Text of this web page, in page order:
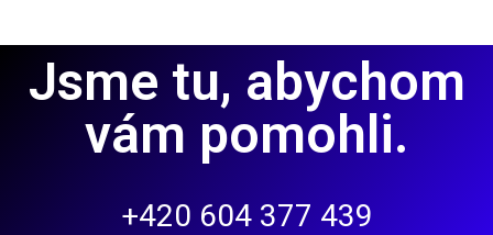
Jsme tu, abychom
vám pomohli.
+420 604 377 439